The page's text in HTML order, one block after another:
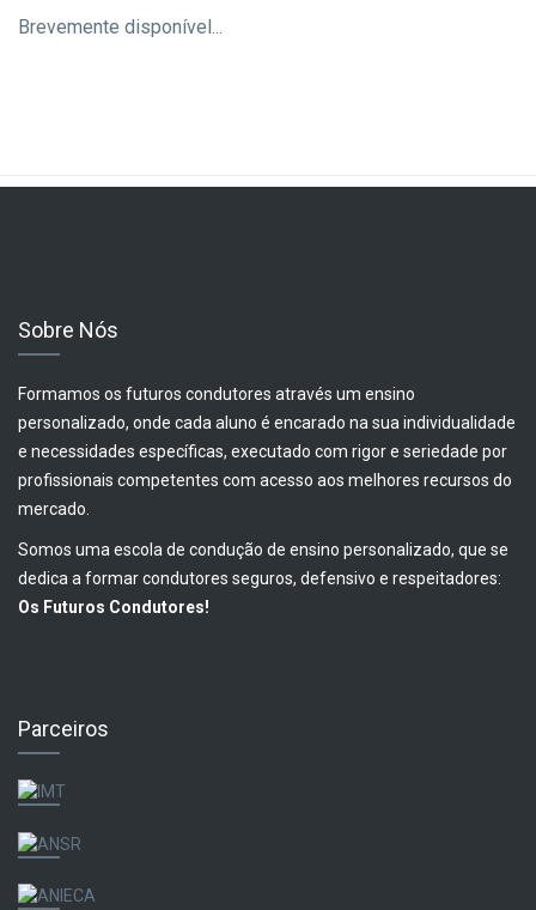
Brevemente disponível...
Sobre Nós
Formamos os futuros condutores através um ensino
personalizado, onde cada aluno é encarado na sua individualidade
e necessidades específicas, executado com rigor e seriedade por
profissionais competentes com acesso aos melhores recursos do
mercado.
Somos uma escola de condução de ensino personalizado, que se
dedica a formar condutores seguros, defensivo e respeitadores:
Os Futuros Condutores!
Parceiros